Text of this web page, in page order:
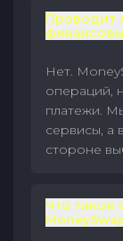
Проводит
Нет.
операций,
платежи.
сервисы, а
стороне
Что такое